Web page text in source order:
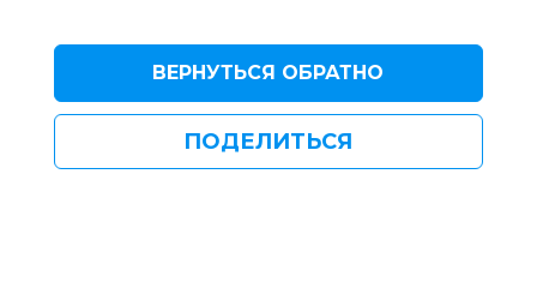
ВЕРНУТЬСЯ ОБРАТНО
ПОДЕЛИТЬСЯ